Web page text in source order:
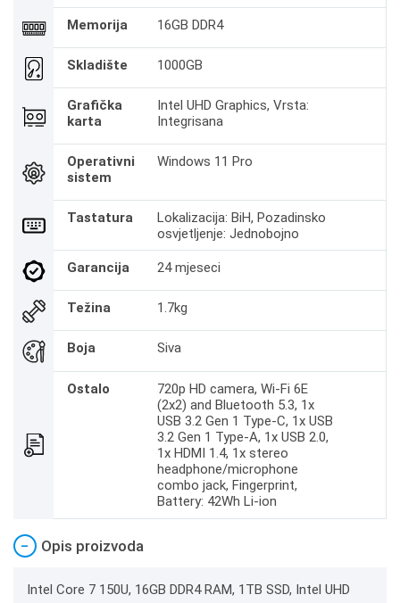
Memorija 16GB DDR4
Skladište 1000GB
Grafička
karta
Intel UHD Graphics, Vrsta:
Integrisana
Operativni
sistem
Windows 11 Pro
Tastatura
Lokalizacija: BiH, Pozadinsko
osvjetljenje: Jednobojno
Garancija 24 mjeseci
Težina 1.7kg
Boja Siva
Ostalo
720p HD camera, Wi-Fi 6E
(2x2) and Bluetooth 5.3, 1x
USB 3.2 Gen 1 Type-C, 1x USB
3.2 Gen 1 Type-A, 1x USB 2.0,
1x HDMI 1.4, 1x stereo
headphone/microphone
combo jack, Fingerprint,
Battery: 42Wh Li-ion
− Opis proizvoda
Intel Core 7 150U, 16GB DDR4 RAM, 1TB SSD, Intel UHD